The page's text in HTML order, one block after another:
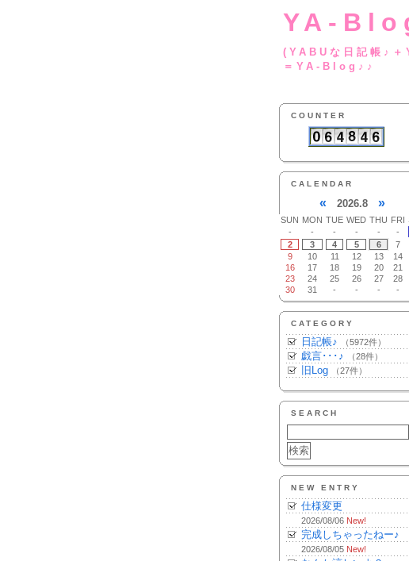
YA-
(YABUな
＝YA-Blog♪♪
COUNTER
CALENDAR
« 2026.8 »
SUN MON TUE WED THU FRI
-
- - - - -
2
3 4 5 6 7
9
10 11 12 13 14
16
17 18 19 20 21
23
24 25 26 27 28
30
31 - - - -
CATEGORY
日記帳♪ （5972件）
戯言･･･♪ （28件）
旧Log （27件）
SEARCH
NEW ENTRY
仕様変更
2026/08/06 New!
完成しちゃったねー♪
2026/08/05 New!